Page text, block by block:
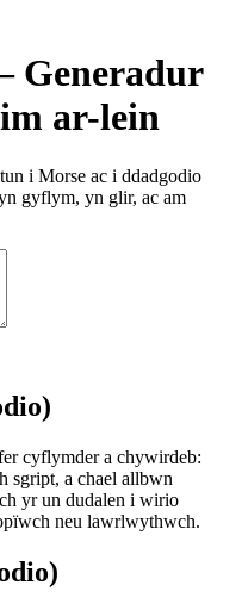
Generadur
ar-lein
i Morse ac i ddadgodio
gyflym, yn glir, ac am
cyflymder a chywirdeb:
sgript, a chael allbwn
yr un dudalen i wirio
neu lawrlwythwch.